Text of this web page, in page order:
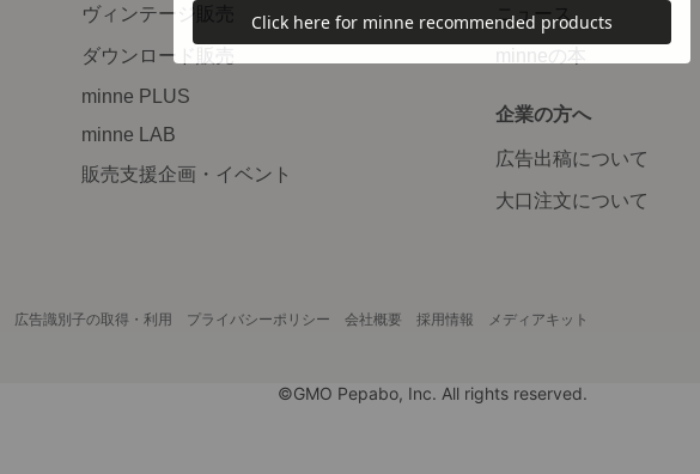
ヴィンテージ販売
ダウンロード販売
minne PLUS
minne LAB
販売支援企画・イベント
ニュース
minneの本
企業の方へ
広告出稿について
大口注文について
広告識別子の取得・利用 プライバシーポリシー 会社概要 採用情報 メディアキット
©GMO Pepabo, Inc. All rights reserved.